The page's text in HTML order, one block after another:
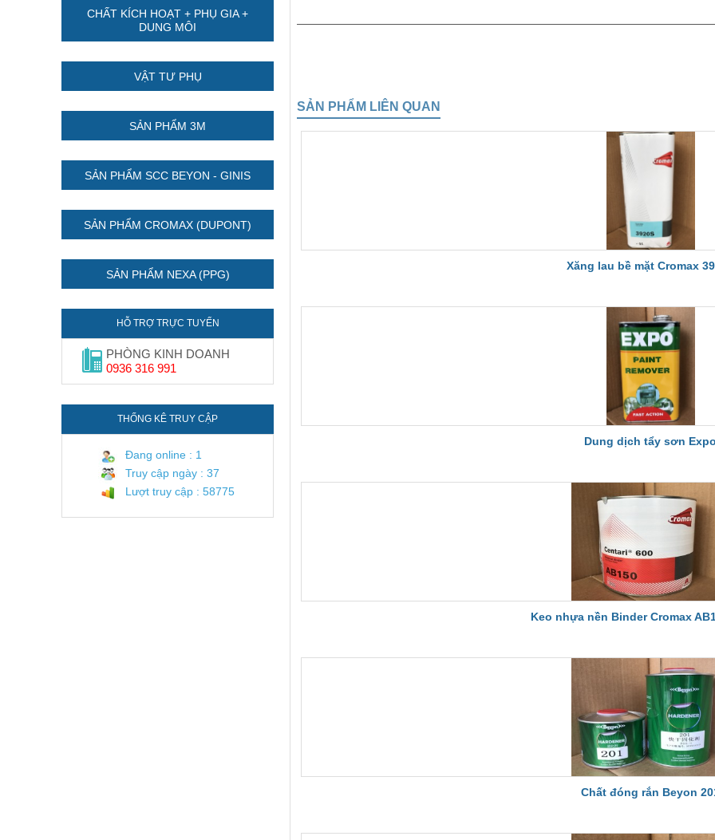
CHẤT KÍCH HOẠT + PHỤ GIA +
DUNG MÔI
VẬT TƯ PHỤ
SẢN PHẨM 3M
SẢN PHẨM SCC BEYON - GINIS
SẢN PHẨM CROMAX (DUPONT)
SẢN PHẨM NEXA (PPG)
HỖ TRỢ TRỰC TUYẾN
PHÒNG KINH DOANH
0936 316 991
THỐNG KÊ TRUY CẬP
Đang online : 1
Truy cập ngày : 37
Lượt truy cập : 58775
SẢN PHẨM LIÊN QUAN
Xăng lau bề mặt Cromax
Dung dịch tẩy sơn
Keo nhựa nền Binder Cromax
Chất đóng rắn Beyon